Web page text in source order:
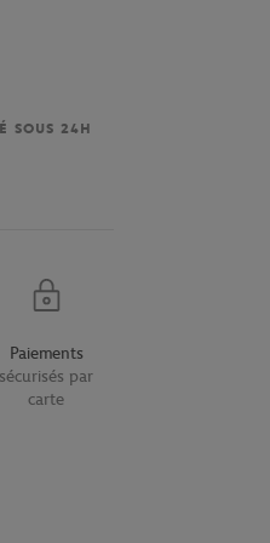
SOUS 24H
Paiements
sécurisés par
carte